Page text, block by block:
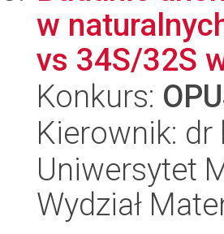
w
vs 34S/32S
Konkurs:
Kierownik: dr
Uniwersytet
Wydział